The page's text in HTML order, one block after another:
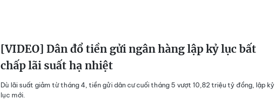
[VIDEO] Dân đổ tiền gửi ngân hàng lập kỷ lục bất
chấp lãi suất hạ nhiệt
Dù lãi suất giảm từ tháng 4, tiền gửi dân cư cuối tháng 5 vượt 10,82 triệu tỷ đồng, lập kỷ
lục mới.